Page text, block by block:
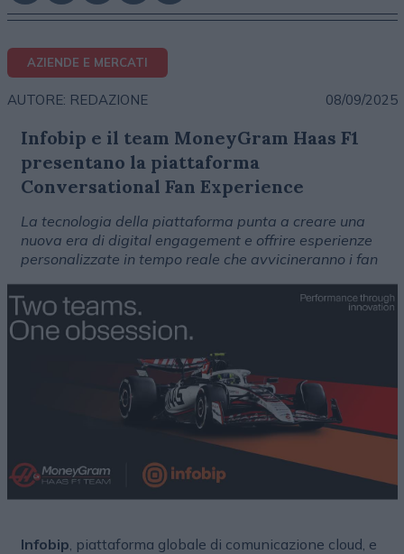
AZIENDE E MERCATI
AUTORE: REDAZIONE 08/09/2025
Infobip e il team MoneyGram Haas F1
presentano la piattaforma
Conversational Fan Experience
La tecnologia della piattaforma punta a creare una
nuova era di digital engagement e offrire esperienze
personalizzate in tempo reale che avvicineranno i fan
Infobip , piattaforma globale di comunicazione cloud, e